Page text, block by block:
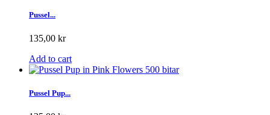
Pussel...
135,00 kr
Add to cart
Pussel Pup...